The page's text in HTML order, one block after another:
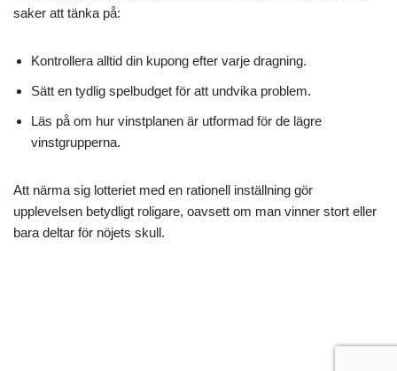
saker att tänka på:
Kontrollera alltid din kupong efter varje dragning.
Sätt en tydlig spelbudget för att undvika problem.
Läs på om hur vinstplanen är utformad för de lägre
vinstgrupperna.
Att närma sig lotteriet med en rationell inställning gör
upplevelsen betydligt roligare, oavsett om man vinner stort eller
bara deltar för nöjets skull.